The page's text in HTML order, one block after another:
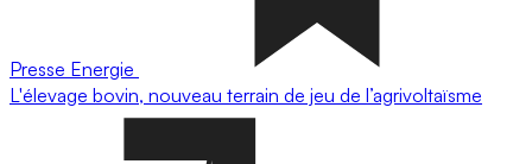
Presse Energie
L'élevage bovin, nouveau terrain de jeu de l’agrivoltaïsme